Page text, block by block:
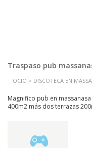
Traspaso pub
OCIO > DISCOTECA EN
Magnifico pub en
400m2 más dos terrazas